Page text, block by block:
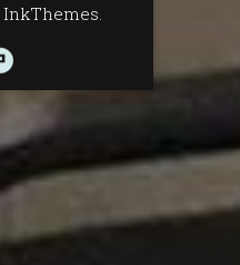
InkThemes